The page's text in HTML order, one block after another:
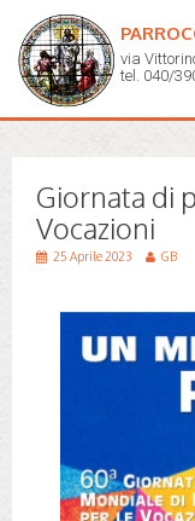
via
tel. 040/
Giornata di
Vocazioni
25 Aprile 2023 GB